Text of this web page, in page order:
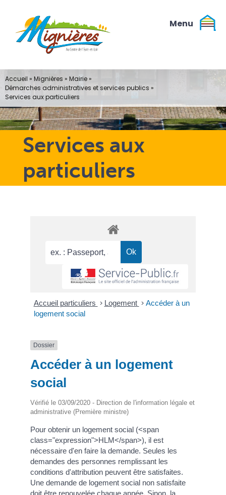
contenu
Services aux
particuliers
Accueil » Mignières » Mairie»
Démarches administratives et services publics »
Services aux particuliers
Accueil particuliers > Logement > Accéder à un
logement social
Dossier
Accéder à un logement
social
Vérifié le 03/09/2020 - Direction de l'information légale et
administrative (Première ministre)
Pour obtenir un logement social (<span
class="expression">HLM</span>), il est
nécessaire d'en faire la demande. Seules les
demandes des personnes remplissant les
conditions d'attribution peuvent être satisfaites.
Une demande de logement social non satisfaite